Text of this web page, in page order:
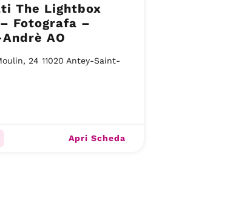
The Lightbox
Fotografa –
AO
24 11020 Antey-Saint-
Apri Scheda